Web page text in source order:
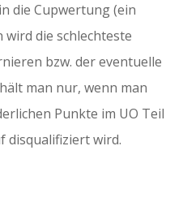
die Cupwertung (ein
die schlechteste
bzw. der eventuelle
man nur, wenn man
Punkte im UO Teil
disqualifiziert wird.